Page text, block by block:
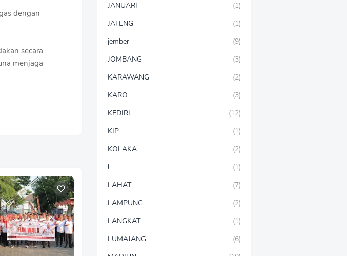
dengan
secara
menjaga
JANUARI
(1)
JATENG
(1)
jember
(9)
JOMBANG
(3)
KARAWANG
(2)
KARO
(3)
KEDIRI
(12)
KIP
(1)
KOLAKA
(2)
l
(1)
LAHAT
(7)
LAMPUNG
(2)
LANGKAT
(1)
LUMAJANG
(6)